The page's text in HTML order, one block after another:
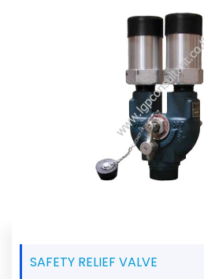
SAFETY RELIEF VALVE